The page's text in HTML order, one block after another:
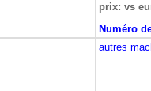
prix: vs
Numéro
autres